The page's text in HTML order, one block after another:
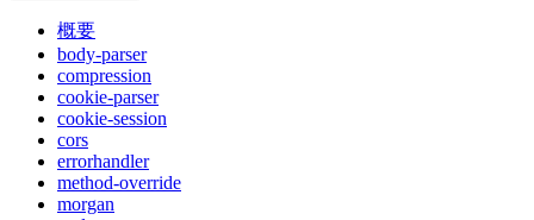
概要
body-parser
compression
cookie-parser
cookie-session
cors
errorhandler
method-override
morgan